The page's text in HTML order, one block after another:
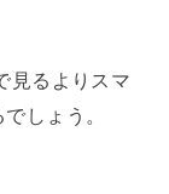
見るよりスマ
しょう。